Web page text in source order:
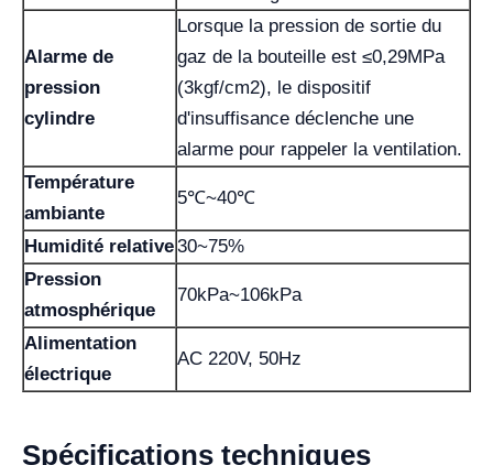
Alarme de
pression
cylindre
Lorsque la pression de sortie du
gaz de la bouteille est ≤0,29MPa
(3kgf/cm2), le dispositif
d'insuffisance déclenche une
alarme pour rappeler la ventilation.
Température
ambiante
5℃~40℃
Humidité relative30~75%
Pression
atmosphérique
70kPa~106kPa
Alimentation
électrique
AC 220V, 50Hz
Spécifications techniques